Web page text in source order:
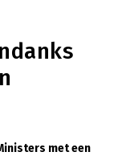
met een